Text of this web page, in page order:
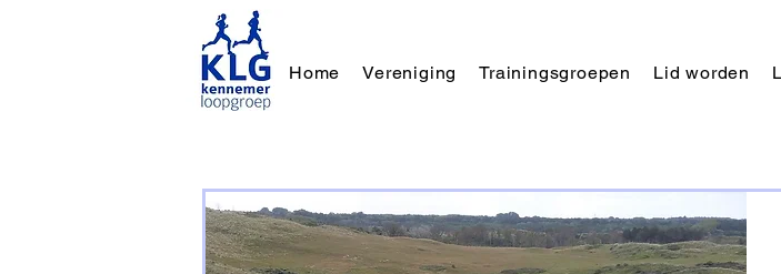
Home Vereniging Trainingsgroepen Lid worden